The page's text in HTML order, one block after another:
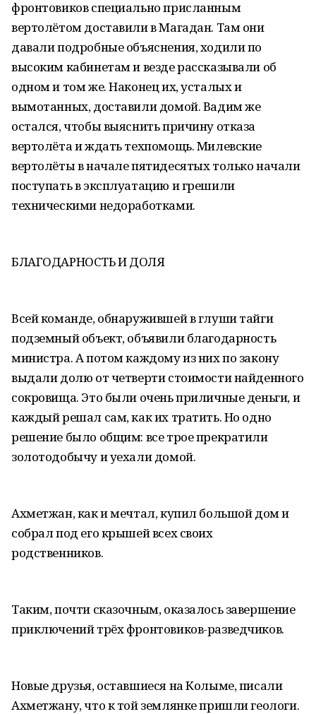
фронтовиков специально присланным
вертолётом доставили в Магадан. Там они
давали подробные объяснения, ходили по
высоким кабинетам и везде рассказывали об
одном и том же. Наконец их, усталых и
вымотанных, доставили домой. Вадим же
остался, чтобы выяснить причину отказа
вертолёта и ждать техпомощь. Милевские
вертолёты в начале пятидесятых только начали
поступать в эксплуатацию и грешили
техническими недоработками.
БЛАГОДАРНОСТЬ И ДОЛЯ
Всей команде, обнаружившей в глуши тайги
подземный объект, объявили благодарность
министра. А потом каждому из них по закону
выдали долю от четверти стоимости найденного
сокровища. Это были очень приличные деньги, и
каждый решал сам, как их тратить. Но одно
решение было общим: все трое прекратили
золотодобычу и уехали домой.
Ахметжан, как и мечтал, купил большой дом и
собрал под его крышей всех своих
родственников.
Таким, почти сказочным, оказалось завершение
приключений трёх фронтовиков-разведчиков.
Новые друзья, оставшиеся на Колыме, писали
Ахметжану, что к той землянке пришли геологи.